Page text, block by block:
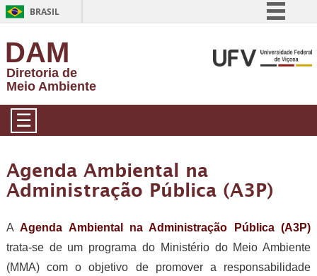
BRASIL
Comunica BR
Acesso à informação
DAM
Diretoria de
Meio Ambiente
☰
Agenda Ambiental na
Administração Pública (A3P)
AAgenda Ambiental na Administração Pública (A3P)
trata-se de um programa do Ministério do Meio Ambiente
(MMA) com o objetivo de promover a responsabilidade